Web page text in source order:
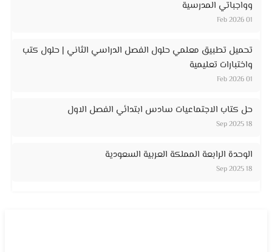
وواجباتي المدرسية
01 Feb 2026
تحميل تطبيق معلمي حلول الفصل الدراسي الثاني | حلول كتب
واختبارات تعليمية
01 Feb 2026
حل كتاب الاجتماعيات سادس ابتدائي الفصل الاول
18 Sep 2025
الوحدة الرابعة المملكة العربية السعودية
18 Sep 2025